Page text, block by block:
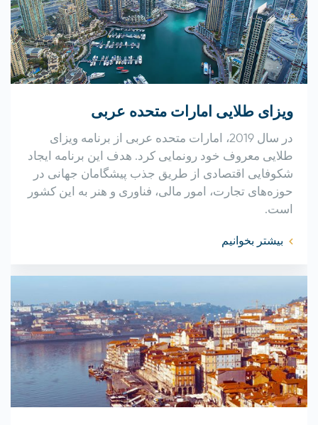
ویزای طلایی امارات متحده عربی
در سال 2019، امارات متحده عربی از برنامه ویزای
طلایی معروف خود رونمایی کرد. هدف این برنامه ایجاد
شکوفایی اقتصادی از طریق جذب پیشگامان جهانی در
حوزه‌های تجارت، امور مالی، فناوری و هنر به این کشور
است.
بیشتر بخوانیم